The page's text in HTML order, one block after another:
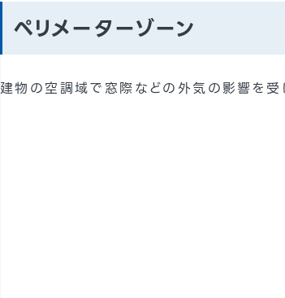
ペリメーターゾーン
建物の空調域で窓際などの外気の影響を受